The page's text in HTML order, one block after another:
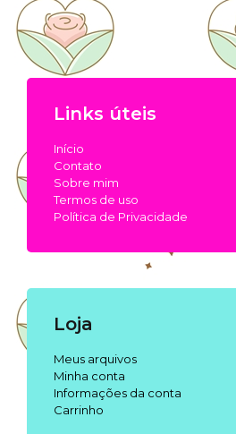
Links úteis
Início
Contato
Sobre mim
Termos de uso
Política de Privacidade
Loja
Meus arquivos
Minha conta
Informações da conta
Carrinho